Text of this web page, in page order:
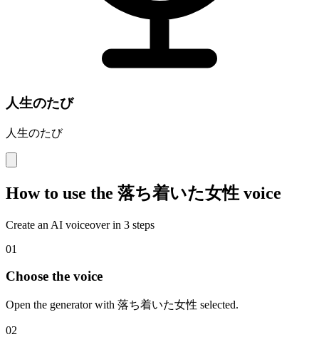
人生のたび
人生のたび
How to use the 落ち着いた女性 voice
Create an AI voiceover in 3 steps
01
Choose the voice
Open the generator with 落ち着いた女性 selected.
02